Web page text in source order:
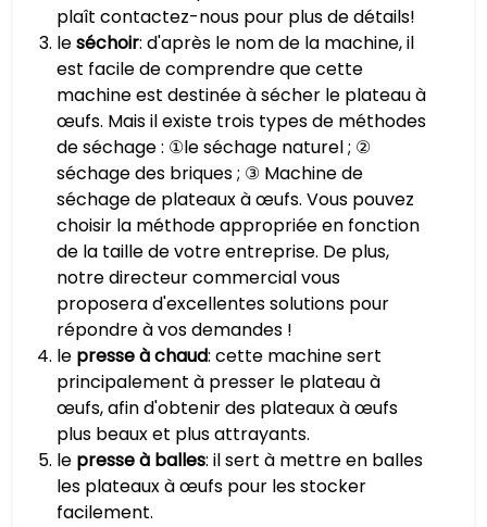
plaît contactez-nous pour plus de détails!
leséchoir: d'après le nom de la machine, il
est facile de comprendre que cette
machine est destinée à sécher le plateau à
œufs. Mais il existe trois types de méthodes
de séchage : ①le séchage naturel ; ②
séchage des briques ; ③ Machine de
séchage de plateaux à œufs. Vous pouvez
choisir la méthode appropriée en fonction
de la taille de votre entreprise. De plus,
notre directeur commercial vous
proposera d'excellentes solutions pour
répondre à vos demandes !
le presse à chaud: cette machine sert
principalement à presser le plateau à
œufs, afin d'obtenir des plateaux à œufs
plus beaux et plus attrayants.
le presse à balles: il sert à mettre en balles
les plateaux à œufs pour les stocker
facilement.